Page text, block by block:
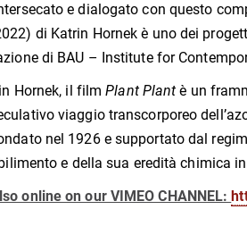
e dialogato con questo
di Katrin Hornek è uno dei
di BAU – Institute for
Hornek, il filmPlant Plant è un
viaggio transcorporeo
nel 1926 e supportato dal
e della sua eredità chimica
online on our VIMEO CHANNEL: